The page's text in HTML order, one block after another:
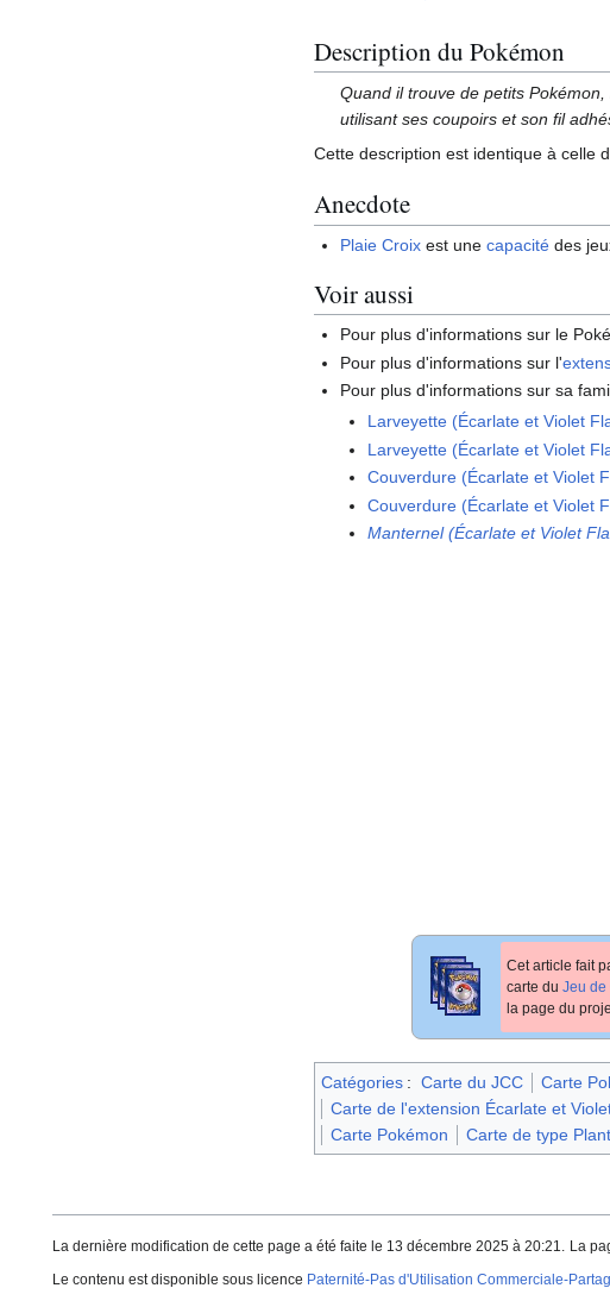
Description du Pokémon
Quand il trouve de petits
utilisant ses coupoirs et son fil
Cette description est identique à celle
Anecdote
Plaie Croix est unecapacité des
Voir aussi
Pour plus d'informations sur le
Pour plus d'informations sur l'
Pour plus d'informations sur sa
Larveyette (Écarlate et Violet
Larveyette (Écarlate et Violet
Couverdure (Écarlate et Violet
Couverdure (Écarlate et Violet
Manternel (Écarlate et Violet
Cet article fait
carte du Jeu de
la page du
Catégories : Carte du JCC
Carte
Carte de l'extension Écarlate et
Carte Pokémon
Carte de type
La dernière modification de cette page a été faite le 13 décembre 2025 à 20:21. La
Le contenu est disponible sous licence Paternité-Pas d'Utilisation Commerciale-